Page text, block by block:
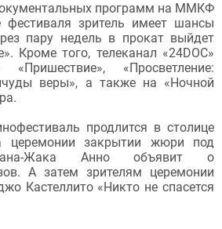
программ на ММКФ
зритель имеет шансы
пару недель в прокат выйдет
Кроме того, телеканал «24DOC»
«Просветление:
веры», а также на «Ночной
продлится в столице
закрытии жюри под
Жака Анно объявит о
А затем зрителям церемонии
Кастеллито «Никто не спасется